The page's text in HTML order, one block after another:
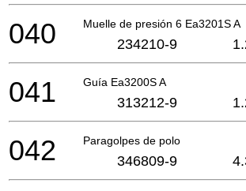
Muelle de presión 6 Ea3201S A
040 234210-9
Guía Ea3200S A
041 313212-9
Paragolpes de polo
042 346809-9